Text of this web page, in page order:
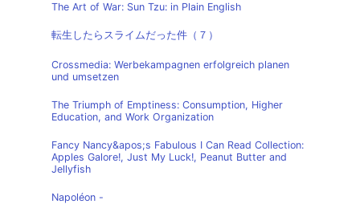
The Art of War: Sun Tzu: in Plain English
転生したらスライムだった件（７）
Crossmedia: Werbekampagnen erfolgreich planen
und umsetzen
The Triumph of Emptiness: Consumption, Higher
Education, and Work Organization
Fancy Nancy&apos;s Fabulous I Can Read Collection:
Apples Galore!, Just My Luck!, Peanut Butter and
Jellyfish
Napoléon -